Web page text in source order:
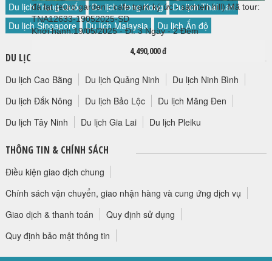
đà lạt (euro garden - cafe trạm ký ức - samten hill)Mã tour:
TNA12633-19052025-SD
Khởi hành:19/05/2025-Đi: 3 Ngày - 2 Đêm
4,490,000 đ
Du lịch Trung Quốc
Du lịch Hong Kong
Du lịch Thái Lan
Du lịch Singapore
Du lịch Malaysia Du lịch Ấn độ
DU LỊCH TRONG NƯỚC
Du lịch Cao Bằng Du lịch Quảng Ninh
Du lịch Ninh Bình
Du lịch Đắk Nông
Du lịch Bảo Lộc
Du lịch Măng Đen
Du lịch Tây Ninh
Du lịch Gia Lai Du lịch Pleiku
THÔNG TIN & CHÍNH SÁCH
Điều kiện giao dịch chung
Chính sách vận chuyển, giao nhận hàng và cung ứng dịch vụ
Giao dịch & thanh toán
Quy định sử dụng
Quy định bảo mật thông tin